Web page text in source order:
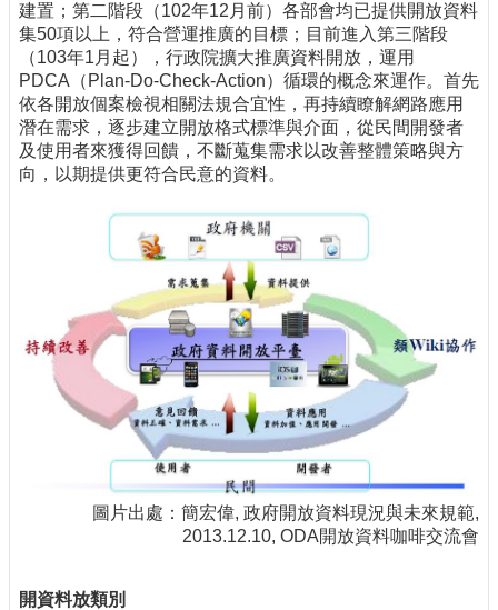
建置；第二階段（102年12月前）各部會均已提供開放資料
集50項以上，符合營運推廣的目標；目前進入第三階段
（103年1月起），行政院擴大推廣資料開放，運用
PDCA（Plan-Do-Check-Action）循環的概念來運作。首先
依各開放個案檢視相關法規合宜性，再持續瞭解網路應用
潛在需求，逐步建立開放格式標準與介面，從民間開發者
及使用者來獲得回饋，不斷蒐集需求以改善整體策略與方
向，以期提供更符合民意的資料。
圖片出處：簡宏偉, 政府開放資料現況與未來規範,
2013.12.10, ODA開放資料咖啡交流會
開資料放類別